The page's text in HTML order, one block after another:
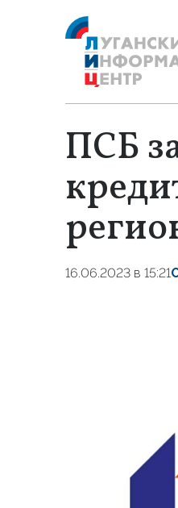
ПСБ
16.06.2023 в 15:21